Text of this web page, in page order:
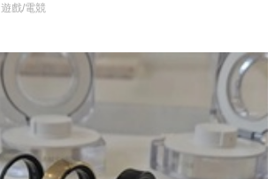
飛行超有感
遊戲/電競